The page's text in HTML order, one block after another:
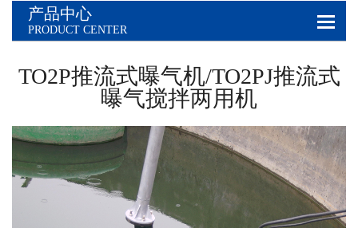
产品中心
PRODUCT CENTER
TO2P推流式曝气机/TO2PJ推流式
曝气搅拌两用机